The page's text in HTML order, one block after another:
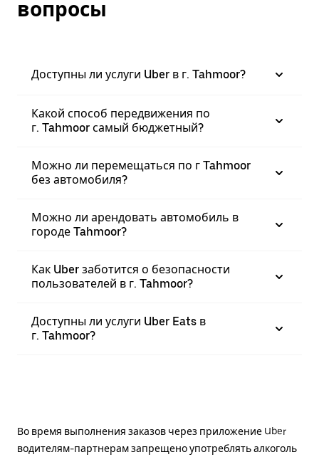
вопросы
Доступны ли услуги Uber в г. Tahmoor?
Какой способ передвижения по
г. Tahmoor самый бюджетный?
Можно ли перемещаться по г Tahmoor
без автомобиля?
Можно ли арендовать автомобиль в
городе Tahmoor?
Как Uber заботится о безопасности
пользователей в г. Tahmoor?
Доступны ли услуги Uber Eats в
г. Tahmoor?
Во время выполнения заказов через приложение Uber
водителям-партнерам запрещено употреблять алкоголь